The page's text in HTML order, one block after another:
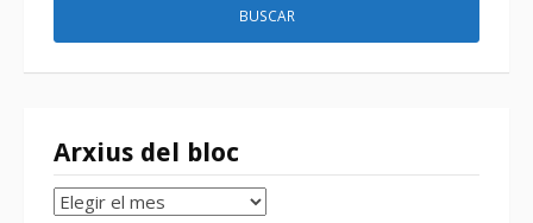
Arxius del bloc
Arxius